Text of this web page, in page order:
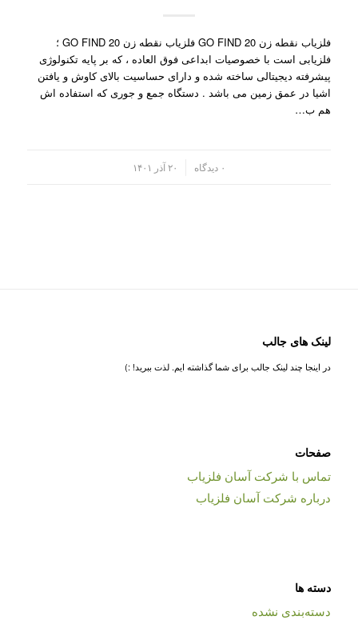
فلزیاب نقطه زن GO FIND 20 فلزیاب نقطه زن GO FIND 20 ؛
فلزیابی است با خصوصیات ابداعی فوق العاده ، که بر پایه تکنولوژی
پیشرفته دیجیتالی ساخته شده و دارای حساسیت بالای کاوش و یافتن
اشیا در عمق زمین می باشد . دستگاه جمع و جوری که استفاده اش
هم ب…
۰ دیدگاه ۲۰ آذر ۱۴۰۱
لینک های جالب
در اینجا چند لینک جالب برای شما گذاشته ایم. لذت ببرید! :)
صفحات
تماس با شرکت آسان فلزیاب
درباره شرکت آسان فلزیاب
دسته ها
دسته‌بندی نشده